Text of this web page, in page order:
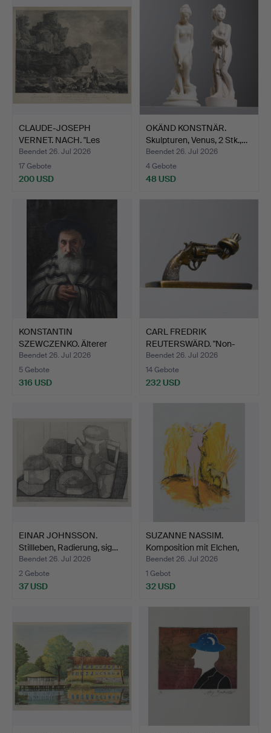
CLAUDE-JOSEPH
VERNET. NACH. "Les
Pecheurs …
Beendet 26. Jul 2026
17 Gebote
200 USD
OKÄND KONSTNÄR.
Skulpturen, Venus, 2 Stk.,…
Beendet 26. Jul 2026
4 Gebote
48 USD
KONSTANTIN
SZEWCZENKO. Älterer
jüdischer M…
Beendet 26. Jul 2026
5 Gebote
316 USD
CARL FREDRIK
REUTERSWÄRD. "Non-
Violence", …
Beendet 26. Jul 2026
14 Gebote
232 USD
EINAR JOHNSSON.
Stillleben, Radierung, sig…
Beendet 26. Jul 2026
2 Gebote
37 USD
SUZANNE NASSIM.
Komposition mit Elchen,
Fa…
Beendet 26. Jul 2026
1 Gebot
32 USD